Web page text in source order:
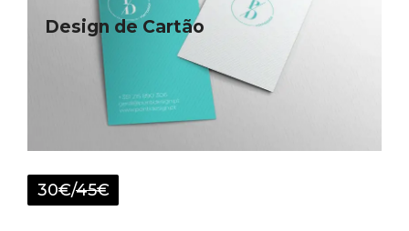
Design de Cartão
30€/45€